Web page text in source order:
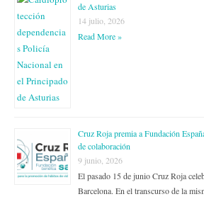
de Asturias
14 julio, 2026
Read More »
Cruz Roja premia a Fundación
de colaboración
9 junio, 2026
El pasado 15 de junio Cruz Roja
Barcelona. En el transcurso de la